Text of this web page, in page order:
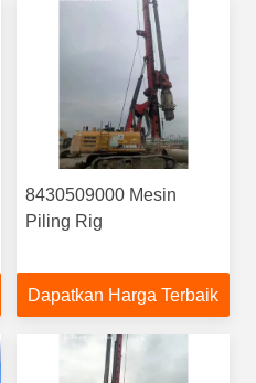
8430509000 Mesin
Piling Rig
Dapatkan Harga Terbaik